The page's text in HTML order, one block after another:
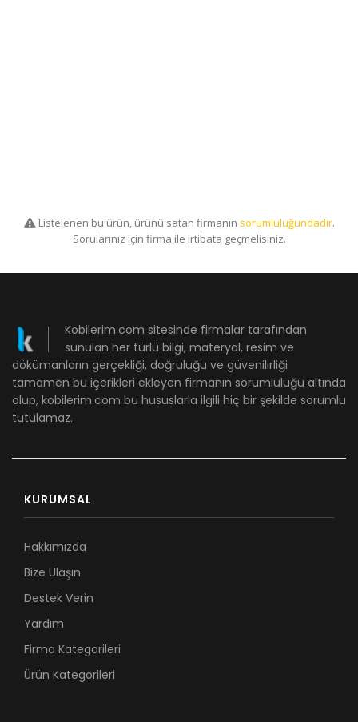
Listelenen bu ürün, ürünü satan firmanın sorumluluğundadır.
Sorularınız için firma ile irtibata geçmelisiniz.
Kobilerim.com sitesinde firmalar tarafından
sunulan her türlü bilgi, materyal, resim ve
dökümanların gerçekliği, doğruluğu ve güvenilirliği
tamamen bu içerikleri ekleyen firmanın sorumluluğu altında
olup, kobilerim.com bu hususlarla ilgili hiç bir şekilde sorumlu
tutulamaz.
KURUMSAL
Hakkımızda
Bize Ulaşın
Destek Verin
Yardım
Firma Kategorileri
Ürün Kategorileri